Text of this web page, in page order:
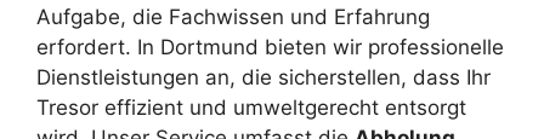
Aufgabe, die Fachwissen und Erfahrung
erfordert. In Dortmund bieten wir professionelle
Dienstleistungen an, die sicherstellen, dass Ihr
Tresor effizient und umweltgerecht entsorgt